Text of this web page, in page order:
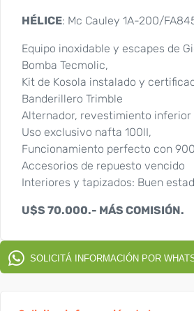
HÉLICE: Mc Cauley 1A-200/
Equipo inoxidable y escapes de
Bomba Tecmolic,
Kit de Kosola instalado y
Banderillero Trimble
Alternador, revestimiento
Uso exclusivo nafta 100lI,
Funcionamiento perfecto con
Accesorios de repuesto vencido
Interiores y tapizados: Buen
U$S 70.000.- MÁS COMISIÓN.
SOLICITÁ INFORMACIÓN POR